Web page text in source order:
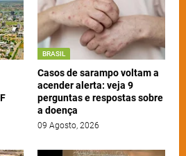
BRASIL
Casos de sarampo voltam a
acender alerta: veja 9
perguntas e respostas sobre
a doença
09 Agosto, 2026